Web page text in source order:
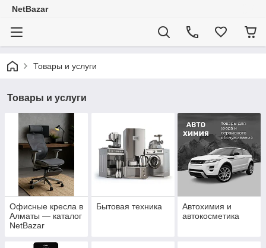
NetBazar
Товары и услуги
Товары и услуги
Офисные кресла в
Алматы — каталог
NetBazar
Бытовая техника
Автохимия и
автокосметика